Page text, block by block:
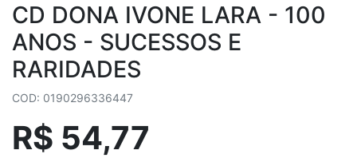
CD DONA IVONE LARA - 100
ANOS - SUCESSOS E
RARIDADES
COD: 0190296336447
R$ 54,77